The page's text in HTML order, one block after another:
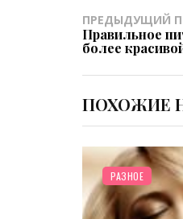
ПРЕДЫДУЩИЙ
Правильное
более
ПОХОЖИЕ
/